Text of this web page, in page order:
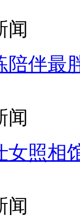
闻
陪伴最
闻
女照相
闻